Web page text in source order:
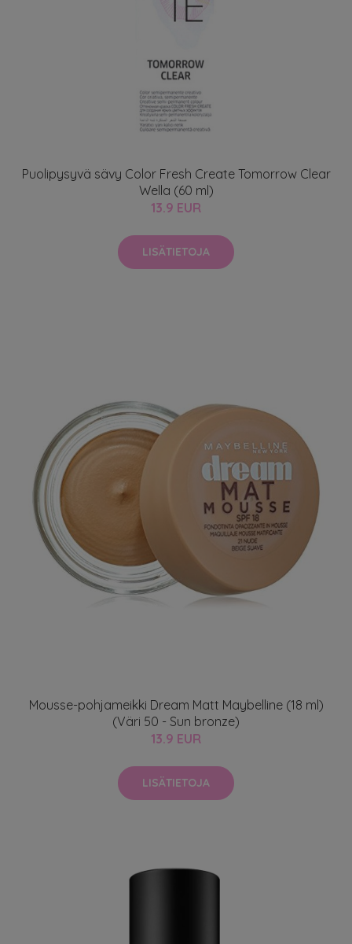
Puolipysyvä sävy Color Fresh Create Tomorrow Clear
Wella (60 ml)
13.9 EUR
LISÄTIETOJA
Mousse-pohjameikki Dream Matt Maybelline (18 ml)
(Väri 50 - Sun bronze)
13.9 EUR
LISÄTIETOJA